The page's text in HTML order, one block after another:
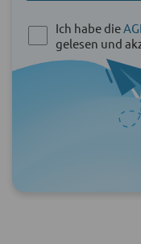
Ich habe die
gelesen und